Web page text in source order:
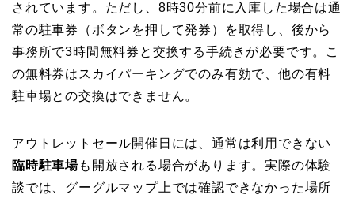
されています。ただし、8時30分前に入庫した場合は通
常の駐車券（ボタンを押して発券）を取得し、後から
事務所で3時間無料券と交換する手続きが必要です。こ
の無料券はスカイパーキングでのみ有効で、他の有料
駐車場との交換はできません。
アウトレットセール開催日には、通常は利用できない
臨時駐車場も開放される場合があります。実際の体験
談では、グーグルマップ上では確認できなかった場所